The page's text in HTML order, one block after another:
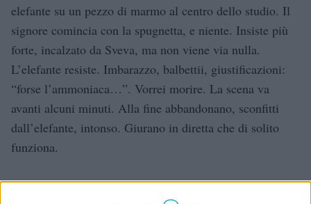
elefante su un pezzo di marmo al centro dello studio. Il
signore comincia con la spugnetta, e niente. Insiste più
forte, incalzato da Sveva, ma non viene via nulla.
L’elefante resiste. Imbarazzo, balbettii, giustificazioni:
“forse l’ammoniaca…”. Vorrei morire. La scena va
avanti alcuni minuti. Alla fine abbandonano, sconfitti
dall’elefante, intonso. Giurano in diretta che di solito
funziona.
Come i coltelli.